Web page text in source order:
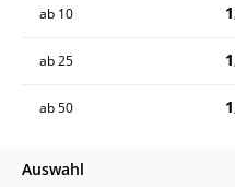
ab 10
ab25
ab50
Auswahl